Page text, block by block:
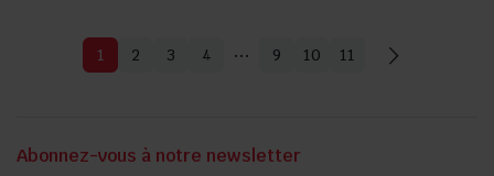
1 2 3 4 … 9 10 11
Abonnez-vous à notre newsletter